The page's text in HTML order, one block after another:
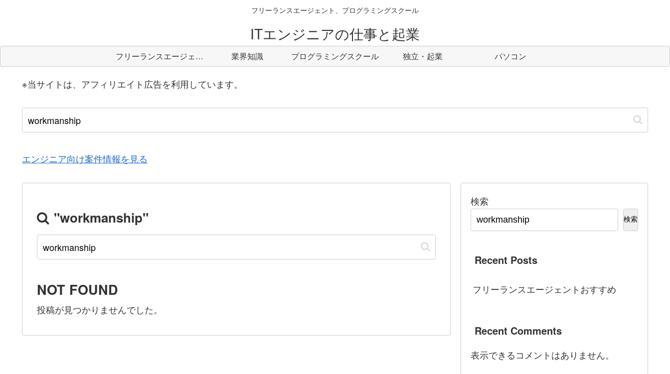
フリーランスエージェント、プログラミングスクール
ITエンジニアの仕事と起業
フリーランスエージェント 業界知識 プログラミングスクール 独立・起業 パソコン
※当サイトは、アフィリエイト広告を利用しています。
エンジニア向け案件情報を見る
"workmanship"
NOT FOUND
投稿が見つかりませんでした。
検索
検索
Recent Posts
フリーランスエージェントおすすめ
Recent Comments
表示できるコメントはありません。